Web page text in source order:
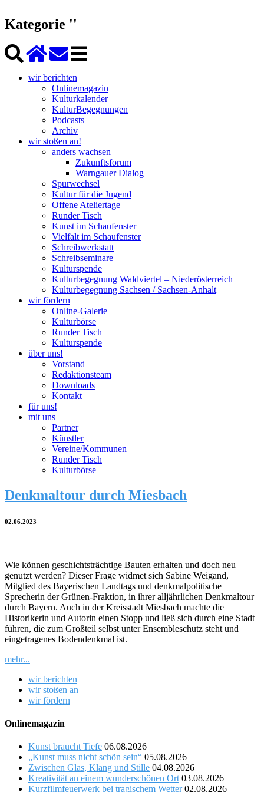
Kategorie ''
wir berichten
Onlinemagazin
Kulturkalender
KulturBegegnungen
Podcasts
Archiv
wir stoßen an!
anders wachsen
Zukunftsforum
Warngauer Dialog
Spurwechsel
Kultur für die Jugend
Offene Ateliertage
Runder Tisch
Kunst im Schaufenster
Vielfalt im Schaufenster
Schreibwerkstatt
Schreibseminare
Kulturspende
Kulturbegegnung Waldviertel – Niederösterreich
Kulturbegegnung Sachsen / Sachsen-Anhalt
wir fördern
Online-Galerie
Kulturbörse
Runder Tisch
Kulturspende
über uns!
Vorstand
Redaktionsteam
Downloads
Kontakt
für uns!
mit uns
Partner
Künstler
Vereine/Kommunen
Runder Tisch
Kulturbörse
Denkmaltour durch Miesbach
02.06.2023
Wie können geschichtsträchtige Bauten erhalten und doch neu
genutzt werden? Dieser Frage widmet sich Sabine Weigand,
Mitglied des Bayerischen Landtags und denkmalpolitische
Sprecherin der Grünen-Fraktion, in ihrer alljährlichen Denkmaltour
durch Bayern. Auch in der Kreisstadt Miesbach machte die
Historikerin und Autorin einen Stopp und ließ sich durch eine Stadt
führen, die zum Großteil selbst unter Ensembleschutz steht und
eingetragenes Bodendenkmal ist.
mehr...
wir berichten
wir stoßen an
wir fördern
Onlinemagazin
Kunst braucht Tiefe 06.08.2026
„Kunst muss nicht schön sein“ 05.08.2026
Zwischen Glas, Klang und Stille 04.08.2026
Kreativität an einem wunderschönen Ort 03.08.2026
Kurzfilmfeuerwerk bei tragischem Wetter 02.08.2026